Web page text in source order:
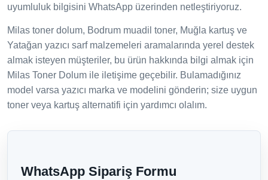
uyumluluk bilgisini WhatsApp üzerinden netleştiriyoruz.
Milas toner dolum, Bodrum muadil toner, Muğla kartuş ve
Yatağan yazıcı sarf malzemeleri aramalarında yerel destek
almak isteyen müşteriler, bu ürün hakkında bilgi almak için
Milas Toner Dolum ile iletişime geçebilir. Bulamadığınız
model varsa yazıcı marka ve modelini gönderin; size uygun
toner veya kartuş alternatifi için yardımcı olalım.
WhatsApp Sipariş Formu